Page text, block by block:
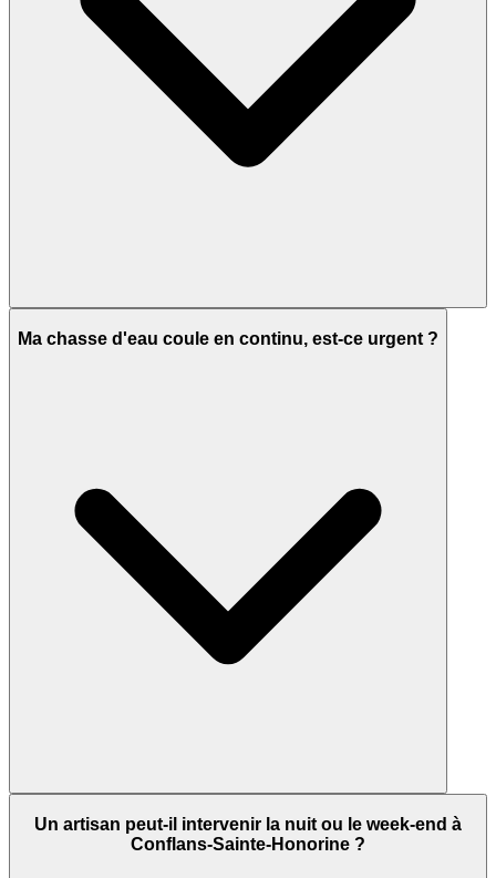
Ma chasse d'eau coule en continu, est-ce urgent ?
Un artisan peut-il intervenir la nuit ou le week-end à
Conflans-Sainte-Honorine ?